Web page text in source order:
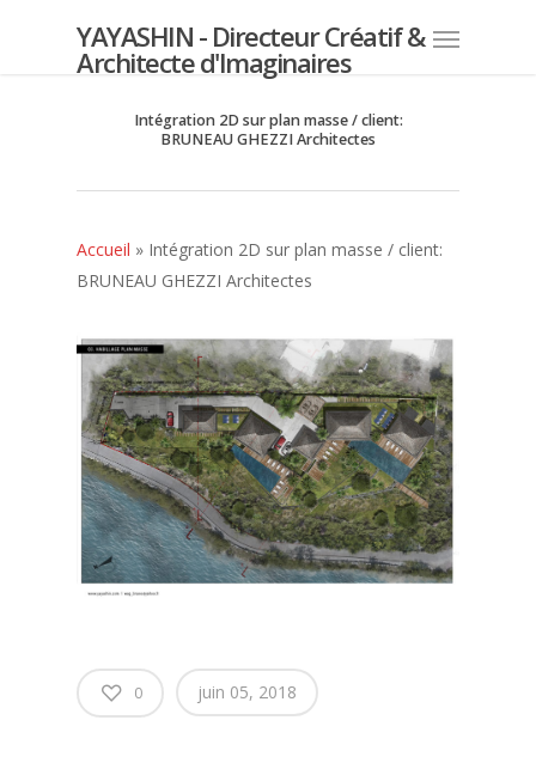
YAYASHIN - Directeur Créatif &
Architecte d'Imaginaires
Intégration 2D sur plan masse / client:
BRUNEAU GHEZZI Architectes
Accueil » Intégration 2D sur plan masse / client:
BRUNEAU GHEZZI Architectes
0 juin 05, 2018